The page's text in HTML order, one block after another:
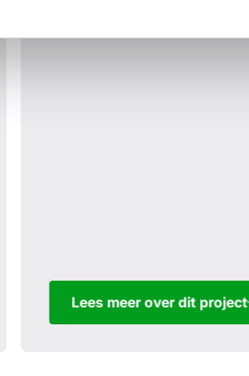
Lees meer over dit project